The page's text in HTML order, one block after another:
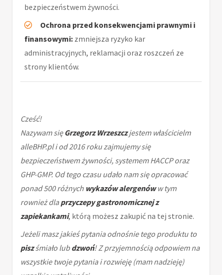
bezpieczeństwem żywności.
Ochrona przed konsekwencjami prawnymi i
finansowymi: zmniejsza ryzyko kar
administracyjnych, reklamacji oraz roszczeń ze
strony klientów.
Cześć!
Nazywam sięGrzegorz Wrzeszczjestem właścicielm
alleBHP.pl i od 2016 roku zajmujemy się
bezpieczeństwem żywności, systemem HACCP oraz
GHP-GMP. Od tego czasu udało nam się opracować
ponad 500 różnych wykazów alergenóww tym
rownież dlaprzyczepy gastronomicznej z
zapiekankami, którą możesz zakupić na tej stronie.
Jeżeli masz jakieś pytania odnośnie tego produktu to
piszśmiało lubdzwoń! Z przyjemnością odpowiem na
wszystkie twoje pytania i rozwieję (mam nadzieję)